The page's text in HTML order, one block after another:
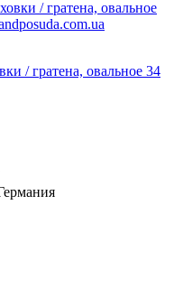
/ гратена, овальное 34